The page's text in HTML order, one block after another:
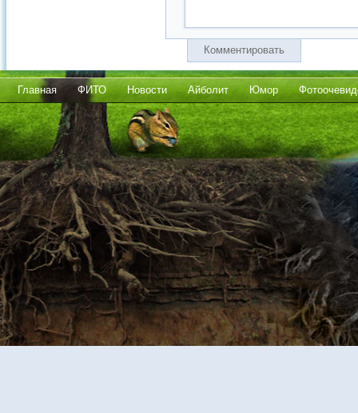
Комментировать
Главная ФИТО Новости Айболит Юмор